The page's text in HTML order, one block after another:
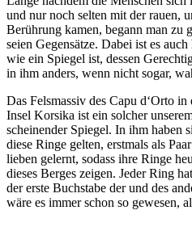
und nur noch selten mit der rauen,
Berührung kamen, begann man zu
seien Gegensätze. Dabei ist es
wie ein Spiegel ist, dessen
in ihm anders, wenn nicht sogar,
Das Felsmassiv des Capu d‘Orto
Insel Korsika ist ein solcher
scheinender Spiegel. In ihm haben
diese Ringe gelten, erstmals als
lieben gelernt, sodass ihre Ringe
dieses Berges zeigen. Jeder Ring
der erste Buchstabe der und des
wäre es immer schon so gewesen,